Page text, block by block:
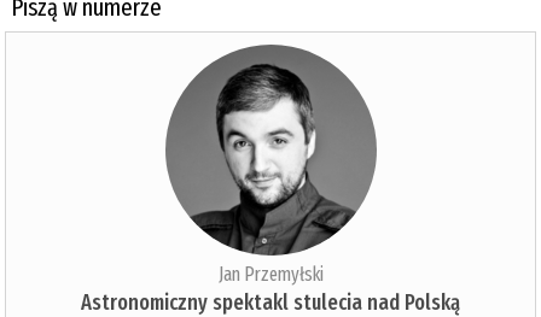
Piszą w numerze
Jan Przemyłski
Astronomiczny spektakl stulecia nad Polską